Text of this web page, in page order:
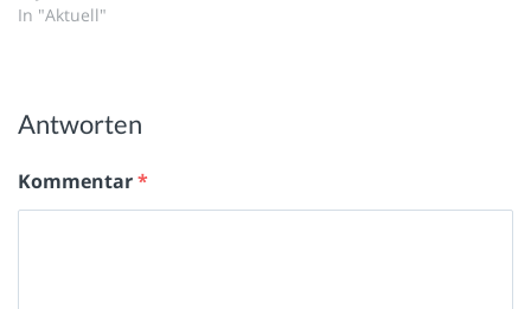
In "Aktuell"
Antworten
Kommentar*